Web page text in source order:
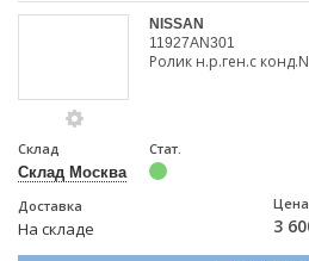
NISSAN
11927AN301
Ролик н.р.ген.с
Склад
Склад Москва
Стат.
Доставка
На складе
Цена
3